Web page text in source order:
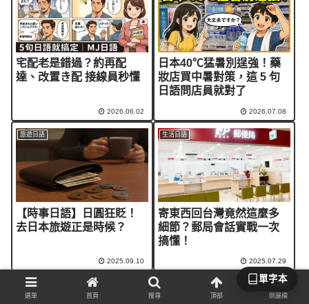
宅配老是錯過？約再配
達、改置き配 接線員秒懂
2026.06.02
日本40℃猛暑別逞強！藥
妝店買中暑對策，這 5 句
日語問店員就對了
2026.07.08
旅遊日語
【時事日語】日圓狂貶！
去日本旅遊正是時候？
2025.09.10
生活日語
寄東西回台灣竟然這麼多
細節？郵局會話實戰一次
搞懂！
2025.07.29
生活日語
選單
首頁 搜尋 頂部 側邊欄
單字本